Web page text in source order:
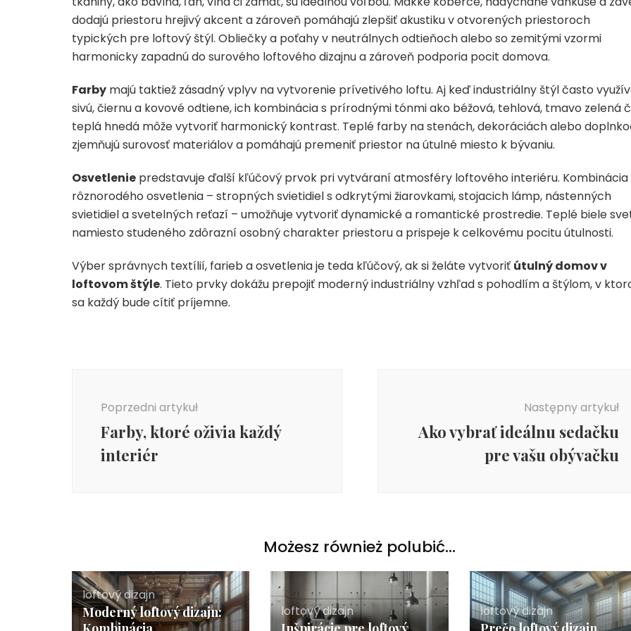
dodajú priestoru hrejivý akcent a zároveň pomáhajú zlepšiť akustiku v otvorených priestoroch
typických pre loftový štýl. Obliečky a poťahy v neutrálnych odtieňoch alebo so zemitými vzormi
harmonicky zapadnú do surového loftového dizajnu a zároveň podporia pocit domova.
Farby majú taktiež zásadný vplyv na vytvorenie prívetivého loftu. Aj keď industriálny štýl často
sivú, čiernu a kovové odtiene, ich kombinácia s prírodnými tónmi ako béžová, tehlová, tmavo zelená
teplá hnedá môže vytvoriť harmonický kontrast. Teplé farby na stenách, dekoráciách alebo
zjemňujú surovosť materiálov a pomáhajú premeniť priestor na útulné miesto k bývaniu.
Osvetlenie predstavuje ďalší kľúčový prvok pri vytváraní atmosféry loftového interiéru. Kombinácia
rôznorodého osvetlenia – stropných svietidiel s odkrytými žiarovkami, stojacich lámp, nástenných
svietidiel a svetelných reťazí – umožňuje vytvoriť dynamické a romantické prostredie. Teplé biele
namiesto studeného zdôrazní osobný charakter priestoru a prispeje k celkovému pocitu útulnosti.
Výber správnych textílií, farieb a osvetlenia je teda kľúčový, ak si želáte vytvoriť útulný domov v
loftovom štýle. Tieto prvky dokážu prepojiť moderný industriálny vzhľad s pohodlím a štýlom, v
sa každý bude cítiť príjemne.
Poprzedni artykuł
Farby, ktoré oživia každý
interiér
Następny artykuł
Ako vybrať ideálnu sedačku
pre vašu obývačku
Możesz również polubić…
loftový dizajn
Moderný loftový dizajn:
loftový dizajn loftový dizajn